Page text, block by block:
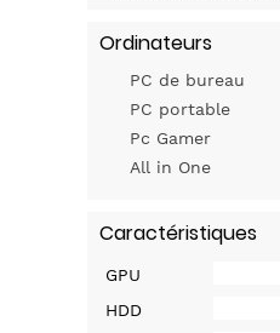
Ordinateurs
PC de bureau
PC portable
Pc Gamer
All in One
Caractéristiques
GPU
HDD